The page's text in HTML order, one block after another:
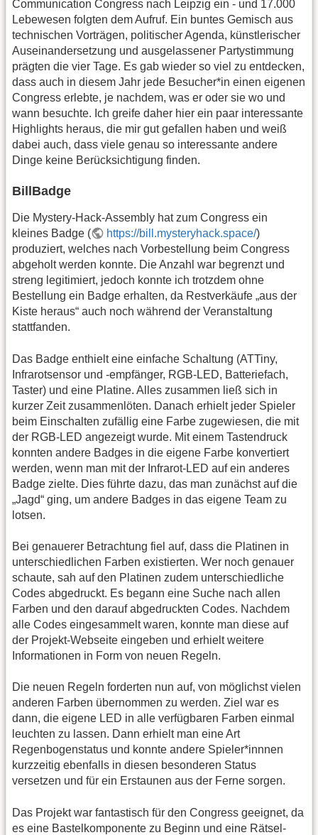
Communication Congress nach Leipzig ein - und 17.000
Lebewesen folgten dem Aufruf. Ein buntes Gemisch aus
technischen Vorträgen, politischer Agenda, künstlerischer
Auseinandersetzung und ausgelassener Partystimmung
prägten die vier Tage. Es gab wieder so viel zu entdecken,
dass auch in diesem Jahr jede Besucher*in einen eigenen
Congress erlebte, je nachdem, was er oder sie wo und
wann besuchte. Ich greife daher hier ein paar interessante
Highlights heraus, die mir gut gefallen haben und weiß
dabei auch, dass viele genau so interessante andere
Dinge keine Berücksichtigung finden.
BillBadge
Die Mystery-Hack-Assembly hat zum Congress ein
kleines Badge (
https://bill.mysteryhack.space/)
produziert, welches nach Vorbestellung beim Congress
abgeholt werden konnte. Die Anzahl war begrenzt und
streng legitimiert, jedoch konnte ich trotzdem ohne
Bestellung ein Badge erhalten, da Restverkäufe „aus der
Kiste heraus“ auch noch während der Veranstaltung
stattfanden.
Das Badge enthielt eine einfache Schaltung (ATTiny,
Infrarotsensor und -empfänger, RGB-LED, Batteriefach,
Taster) und eine Platine. Alles zusammen ließ sich in
kurzer Zeit zusammenlöten. Danach erhielt jeder Spieler
beim Einschalten zufällig eine Farbe zugewiesen, die mit
der RGB-LED angezeigt wurde. Mit einem Tastendruck
konnten andere Badges in die eigene Farbe konvertiert
werden, wenn man mit der Infrarot-LED auf ein anderes
Badge zielte. Dies führte dazu, das man zunächst auf die
„Jagd“ ging, um andere Badges in das eigene Team zu
lotsen.
Bei genauerer Betrachtung fiel auf, dass die Platinen in
unterschiedlichen Farben existierten. Wer noch genauer
schaute, sah auf den Platinen zudem unterschiedliche
Codes abgedruckt. Es begann eine Suche nach allen
Farben und den darauf abgedruckten Codes. Nachdem
alle Codes eingesammelt waren, konnte man diese auf
der Projekt-Webseite eingeben und erhielt weitere
Informationen in Form von neuen Regeln.
Die neuen Regeln forderten nun auf, von möglichst vielen
anderen Farben übernommen zu werden. Ziel war es
dann, die eigene LED in alle verfügbaren Farben einmal
leuchten zu lassen. Dann erhielt man eine Art
Regenbogenstatus und konnte andere Spieler*innnen
kurzzeitig ebenfalls in diesen besonderen Status
versetzen und für ein Erstaunen aus der Ferne sorgen.
Das Projekt war fantastisch für den Congress geeignet, da
es eine Bastelkomponente zu Beginn und eine Rätsel-